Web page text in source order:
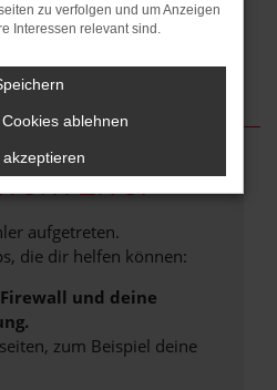
Error
aufgetreten.
die dir helfen können:
und deine
zum Beispiel deine
zu verfolgen und um Anzeigen
Interessen relevant sind.
ablehnen
akzeptieren